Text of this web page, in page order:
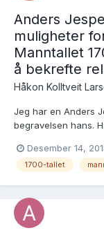
Anders
muligheter
Manntallet
å bekrefte
Håkon Kolltveit
Jeg har en Anders
begravelsen hans.
Min teori er at han
Manger Her er
Desember 14,
1700-tallet